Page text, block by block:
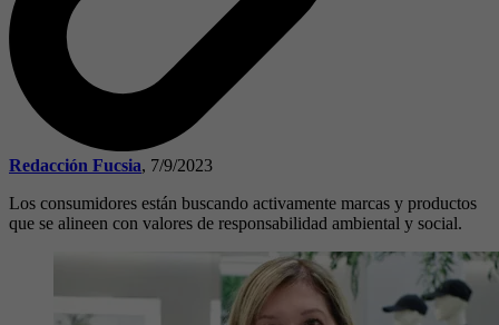
Redacción Fucsia, 7/9/2023
Los consumidores están buscando activamente marcas y productos
que se alineen con valores de responsabilidad ambiental y social.